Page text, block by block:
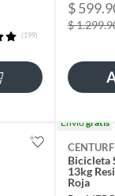
(199)
$
$
Envíogratis
Bicicleta
13kg
Roja